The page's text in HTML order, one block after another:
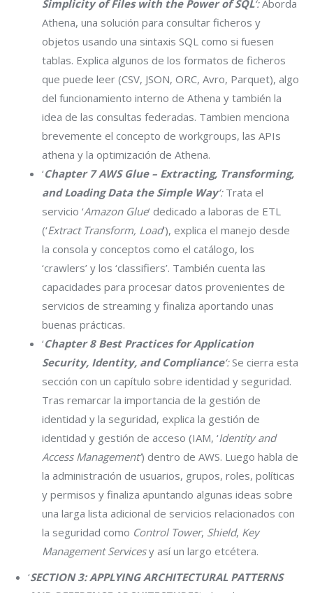
Simplicity of Files with the Power of SQL‘:Aborda
Athena, una solución para consultar ficheros y
objetos usando una sintaxis SQL como si fuesen
tablas. Explica algunos de los formatos de ficheros
que puede leer (CSV, JSON, ORC, Avro, Parquet), algo
del funcionamiento interno de Athena y también la
idea de las consultas federadas. Tambien menciona
brevemente el concepto de workgroups, las APIs
athena y la optimización de Athena.
‘Chapter 7 AWS Glue – Extracting, Transforming,
and Loading Data the Simple Way‘: Trata el
servicio ‘Amazon Glue‘ dedicado a laboras de ETL
(‘Extract Transform, Load‘), explica el manejo desde
la consola y conceptos como el catálogo, los
‘crawlers’ y los ‘classifiers’. También cuenta las
capacidades para procesar datos provenientes de
servicios de streaming y finaliza aportando unas
buenas prácticas.
‘Chapter 8 Best Practices for Application
Security, Identity, and Compliance‘:Se cierra esta
sección con un capítulo sobre identidad y seguridad.
Tras remarcar la importancia de la gestión de
identidad y la seguridad, explica la gestión de
identidad y gestión de acceso (IAM, ‘Identity and
Access Management’) dentro de AWS. Luego habla de
la administración de usuarios, grupos, roles, políticas
y permisos y finaliza apuntando algunas ideas sobre
una larga lista adicional de servicios relacionados con
la seguridad como Control Tower, Shield, Key
Management Servicesy así un largo etcétera.
‘SECTION 3: APPLYING ARCHITECTURAL PATTERNS